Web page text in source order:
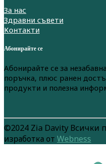
За нас
Здравни съвети
Контакти
Абонирайте се
Абонирайте се за
поръчка, плюс ранен
продукти и полезна
©2024 Zia Davity Всички
изработка от Webness